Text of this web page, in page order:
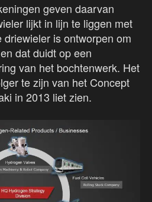
geven daarvan
lijkt in lijn te liggen met
is ontworpen om
dat duidt op een
van het bochtenwerk. Het
te zijn van het Concept
in 2013 liet zien.